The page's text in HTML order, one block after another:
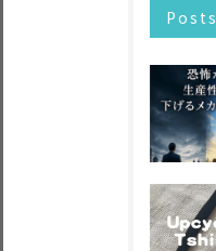
Posts